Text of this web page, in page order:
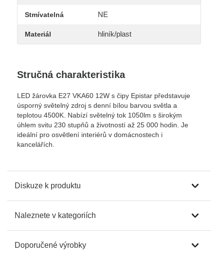
Stmívatelná NE
Materiál hliník/plast
Stručná charakteristika
LED žárovka E27 VKA60 12W s čipy Epistar představuje
úsporný světelný zdroj s denní bílou barvou světla a
teplotou 4500K. Nabízí světelný tok 1050lm s širokým
úhlem svitu 230 stupňů a životností až 25 000 hodin. Je
ideální pro osvětlení interiérů v domácnostech i
kancelářích.
Diskuze k produktu
Naleznete v kategoriích
Doporučené výrobky